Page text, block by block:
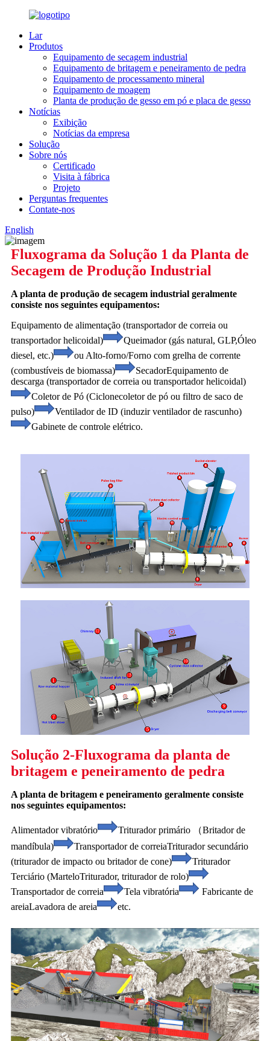
Lar
Produtos
Equipamento de secagem industrial
Equipamento de britagem e peneiramento de pedra
Equipamento de processamento mineral
Equipamento de moagem
Planta de produção de gesso em pó e placa de gesso
Notícias
Exibição
Notícias da empresa
Solução
Sobre nós
Certificado
Visita à fábrica
Projeto
Perguntas frequentes
Contate-nos
English
Fluxograma da Solução 1 da Planta de
Secagem de Produção Industrial
A planta de produção de secagem industrial geralmente
consiste nos seguintes equipamentos:
Equipamento de alimentação (transportador de correia ou
transportador helicoidal)
Queimador (gás natural, GLP,Óleo
diesel, etc.)
ou Alto-forno/Forno com grelha de corrente
(combustíveis de biomassa)
SecadorEquipamento de
descarga (transportador de correia ou transportador helicoidal)
Coletor de Pó (Ciclonecoletor de pó ou filtro de saco de
pulso)
Ventilador de ID (induzir ventilador de rascunho)
Gabinete de controle elétrico.
Solução 2-Fluxograma da planta de
britagem e peneiramento de pedra
A planta de britagem e peneiramento geralmente consiste
nos seguintes equipamentos:
Alimentador vibratório
Triturador primário （Britador de
mandíbula)
Transportador de correiaTriturador secundário
(triturador de impacto ou britador de cone)
Triturador
Terciário (MarteloTriturador, triturador de rolo)
Transportador de correia
Tela vibratória
Fabricante de
areiaLavadora de areia etc.